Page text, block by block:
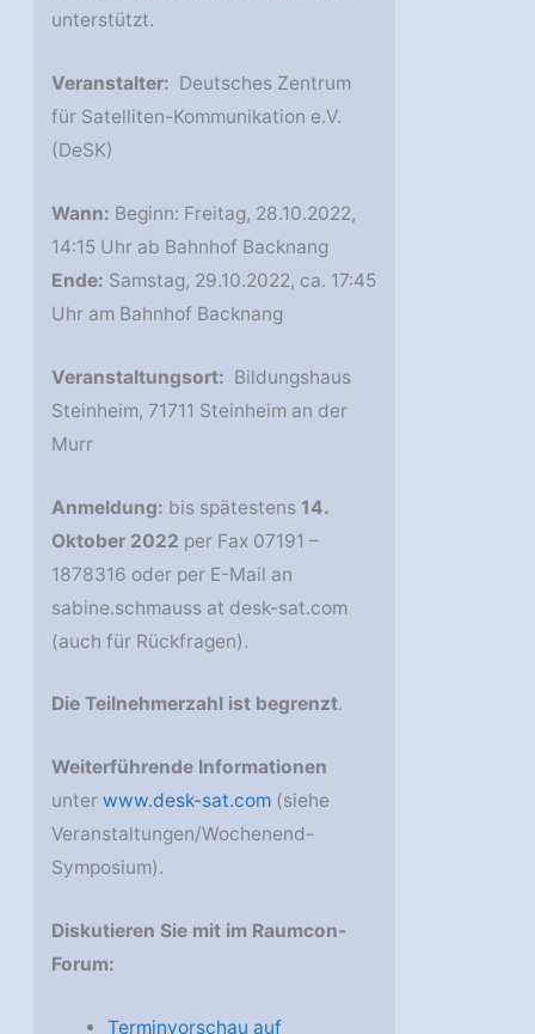
unterstützt.
Veranstalter: Deutsches Zentrum
für Satelliten-Kommunikation e.V.
(DeSK)
Wann: Beginn: Freitag, 28.10.2022,
14:15 Uhr ab Bahnhof Backnang
Ende: Samstag, 29.10.2022, ca. 17:45
Uhr am Bahnhof Backnang
Veranstaltungsort: Bildungshaus
Steinheim, 71711 Steinheim an der
Murr
Anmeldung: bis spätestens 14.
Oktober 2022 per Fax 07191 –
1878316 oder per E-Mail an
sabine.schmauss at desk-sat.com
(auch für Rückfragen).
Die Teilnehmerzahl ist begrenzt.
Weiterführende Informationen
unterwww.desk-sat.com (siehe
Veranstaltungen/Wochenend-
Symposium).
Diskutieren Sie mit im Raumcon-
Forum:
Terminvorschau auf